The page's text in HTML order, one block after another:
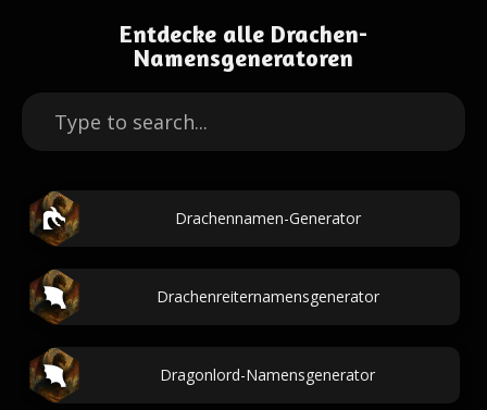
Entdecke alle Drachen-
Namensgeneratoren
Drachennamen-Generator
Drachenreiternamensgenerator
Dragonlord-Namensgenerator